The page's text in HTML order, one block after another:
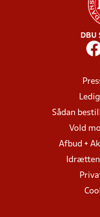
DBU
Sådan
Vold
Afbud +